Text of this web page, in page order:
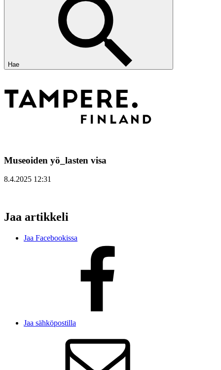
Hae
Museoiden yö_lasten visa
8.4.2025 12:31
Jaa artikkeli
Jaa Facebookissa
Jaa sähköpostilla